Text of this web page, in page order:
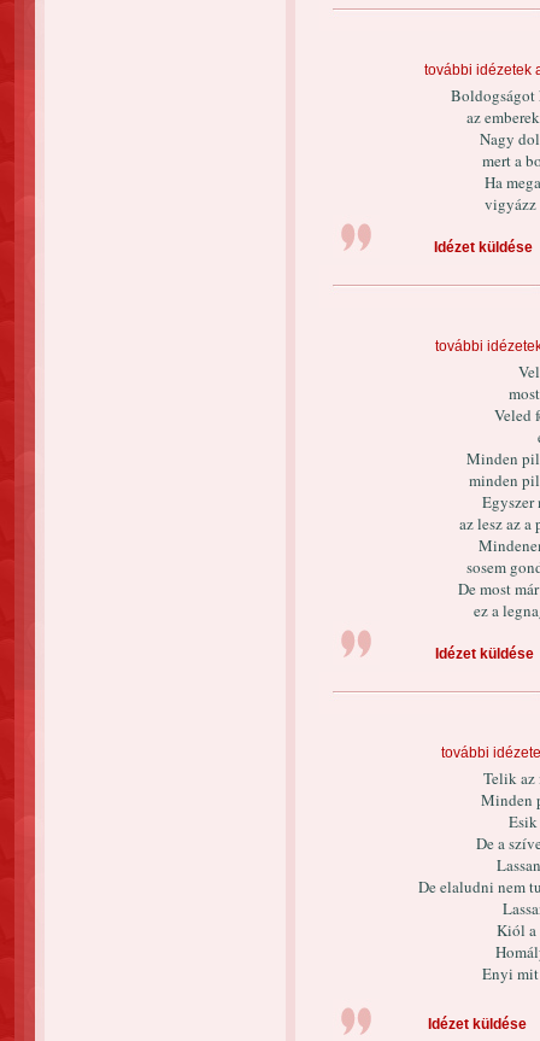
további idézetek
Boldogságot
az
Nagy
mert a
Ha
vigyázz
Idézet küldése
további
Veled
Minden
minden
Egyszer
az lesz az
sosem
De most
ez a
Idézet küldése
további
Telik az
Minden
Esik
De a
De elaludni nem
Kiól a
Enyi mit
Idézet küldése